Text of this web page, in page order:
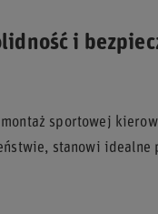
i
sportowej
stanowi idealne